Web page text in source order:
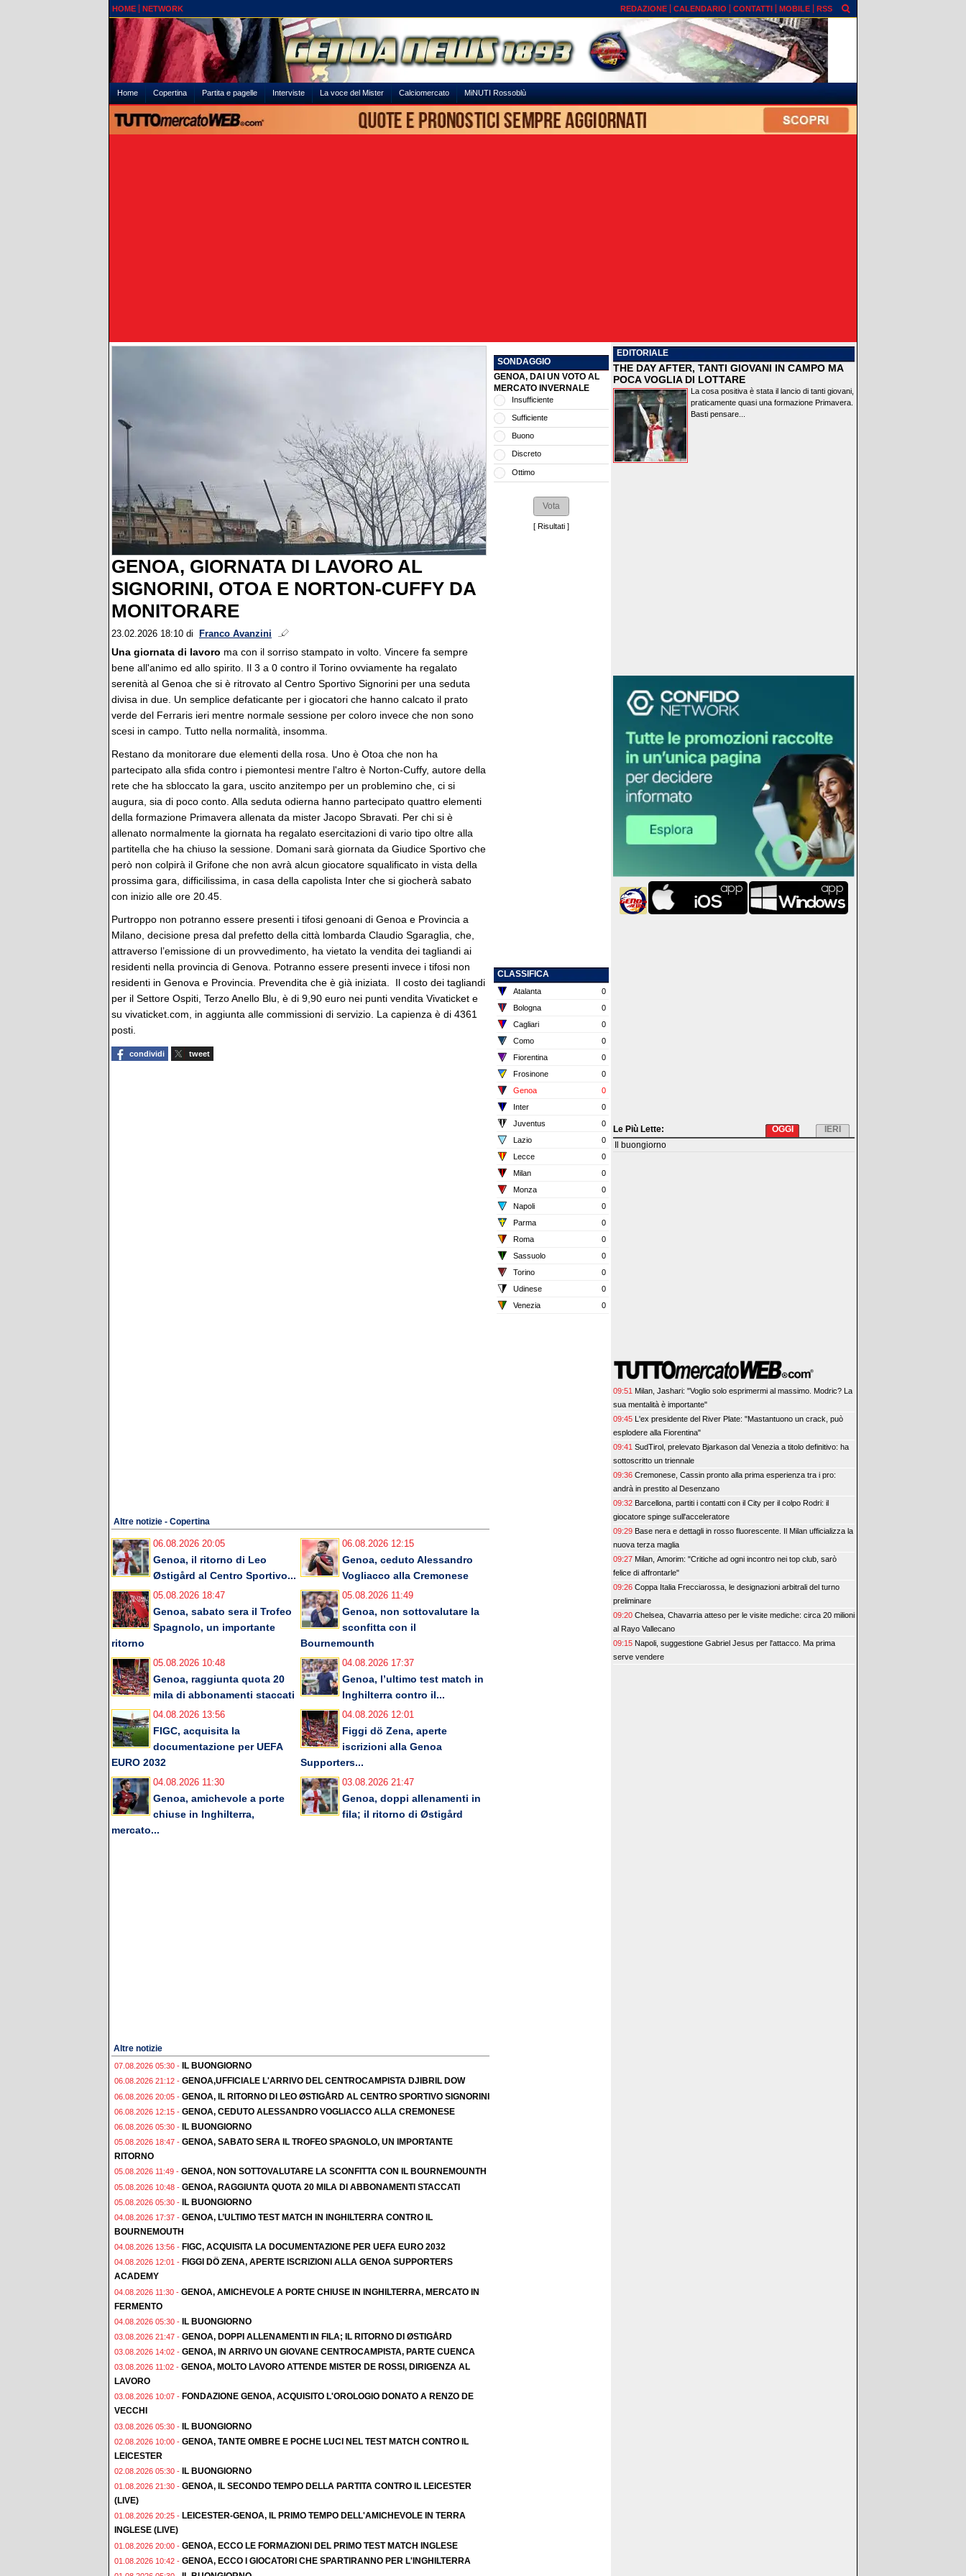
HOME NETWORK REDAZIONE CALENDARIO CONTATTI MOBILE RSS
Home Copertina Partita e pagelle Interviste La voce del Mister Calciomercato MiNUTI Rossoblù
GENOA, GIORNATA DI LAVORO AL
SIGNORINI, OTOA E NORTON-CUFFY DA
MONITORARE
23.02.2026 18:10 di Franco Avanzini
Una giornata di lavoro ma con il sorriso stampato in volto. Vincere fa sempre
bene all'animo ed allo spirito. Il 3 a 0 contro il Torino ovviamente ha regalato
serenità al Genoa che si è ritrovato al Centro Sportivo Signorini per una seduta
divisa in due. Un semplice defaticante per i giocatori che hanno calcato il prato
verde del Ferraris ieri mentre normale sessione per coloro invece che non sono
scesi in campo. Tutto nella normalità, insomma.
Restano da monitorare due elementi della rosa. Uno è Otoa che non ha
partecipato alla sfida contro i piemontesi mentre l'altro è Norton-Cuffy, autore della
rete che ha sbloccato la gara, uscito anzitempo per un problemino che, ci si
augura, sia di poco conto. Alla seduta odierna hanno partecipato quattro elementi
della formazione Primavera allenata da mister Jacopo Sbravati. Per chi si è
allenato normalmente la giornata ha regalato esercitazioni di vario tipo oltre alla
partitella che ha chiuso la sessione. Domani sarà giornata da Giudice Sportivo che
però non colpirà il Grifone che non avrà alcun giocatore squalificato in vista della
prossima gara, difficilissima, in casa della capolista Inter che si giocherà sabato
con inizio alle ore 20.45.
Purtroppo non potranno essere presenti i tifosi genoani di Genoa e Provincia a
Milano, decisione presa dal prefetto della città lombarda Claudio Sgaraglia, che,
attraverso l’emissione di un provvedimento, ha vietato la vendita dei tagliandi ai
residenti nella provincia di Genova. Potranno essere presenti invece i tifosi non
residenti in Genova e Provincia. Prevendita che è già iniziata. Il costo dei tagliandi
per il Settore Ospiti, Terzo Anello Blu, è di 9,90 euro nei punti vendita Vivaticket e
su vivaticket.com, in aggiunta alle commissioni di servizio. La capienza è di 4361
posti.
condividi tweet
Altre notizie - Copertina
06.08.2026 20:05
Genoa, il ritorno di Leo
Østigård al Centro Sportivo...
06.08.2026 12:15
Genoa, ceduto Alessandro
Vogliacco alla Cremonese
05.08.2026 18:47
Genoa, sabato sera il Trofeo
Spagnolo, un importante
ritorno
05.08.2026 11:49
Genoa, non sottovalutare la
sconfitta con il
Bournemounth
05.08.2026 10:48
Genoa, raggiunta quota 20
mila di abbonamenti staccati
04.08.2026 17:37
Genoa, l’ultimo test match in
Inghilterra contro il...
04.08.2026 13:56
FIGC, acquisita la
documentazione per UEFA
EURO 2032
04.08.2026 12:01
Figgi dö Zena, aperte
iscrizioni alla Genoa
Supporters...
04.08.2026 11:30
Genoa, amichevole a porte
chiuse in Inghilterra,
mercato...
03.08.2026 21:47
Genoa, doppi allenamenti in
fila; il ritorno di Østigård
Altre notizie
07.08.2026 05:30 - IL BUONGIORNO
06.08.2026 21:12 - GENOA,UFFICIALE L'ARRIVO DEL CENTROCAMPISTA DJIBRIL DOW
06.08.2026 20:05 - GENOA, IL RITORNO DI LEO ØSTIGÅRD AL CENTRO SPORTIVO SIGNORINI
06.08.2026 12:15 - GENOA, CEDUTO ALESSANDRO VOGLIACCO ALLA CREMONESE
06.08.2026 05:30 - IL BUONGIORNO
05.08.2026 18:47 - GENOA, SABATO SERA IL TROFEO SPAGNOLO, UN IMPORTANTE
RITORNO
05.08.2026 11:49 - GENOA, NON SOTTOVALUTARE LA SCONFITTA CON IL BOURNEMOUNTH
05.08.2026 10:48 - GENOA, RAGGIUNTA QUOTA 20 MILA DI ABBONAMENTI STACCATI
05.08.2026 05:30 - IL BUONGIORNO
04.08.2026 17:37 - GENOA, L’ULTIMO TEST MATCH IN INGHILTERRA CONTRO IL
BOURNEMOUTH
04.08.2026 13:56 - FIGC, ACQUISITA LA DOCUMENTAZIONE PER UEFA EURO 2032
04.08.2026 12:01 - FIGGI DÖ ZENA, APERTE ISCRIZIONI ALLA GENOA SUPPORTERS
ACADEMY
04.08.2026 11:30 - GENOA, AMICHEVOLE A PORTE CHIUSE IN INGHILTERRA, MERCATO IN
FERMENTO
04.08.2026 05:30 - IL BUONGIORNO
03.08.2026 21:47 - GENOA, DOPPI ALLENAMENTI IN FILA; IL RITORNO DI ØSTIGÅRD
03.08.2026 14:02 - GENOA, IN ARRIVO UN GIOVANE CENTROCAMPISTA, PARTE CUENCA
03.08.2026 11:02 - GENOA, MOLTO LAVORO ATTENDE MISTER DE ROSSI, DIRIGENZA AL
LAVORO
03.08.2026 10:07 - FONDAZIONE GENOA, ACQUISITO L'OROLOGIO DONATO A RENZO DE
VECCHI
03.08.2026 05:30 - IL BUONGIORNO
02.08.2026 10:00 - GENOA, TANTE OMBRE E POCHE LUCI NEL TEST MATCH CONTRO IL
LEICESTER
02.08.2026 05:30 - IL BUONGIORNO
01.08.2026 21:30 - GENOA, IL SECONDO TEMPO DELLA PARTITA CONTRO IL LEICESTER
(LIVE)
01.08.2026 20:25 - LEICESTER-GENOA, IL PRIMO TEMPO DELL'AMICHEVOLE IN TERRA
INGLESE (LIVE)
01.08.2026 20:00 - GENOA, ECCO LE FORMAZIONI DEL PRIMO TEST MATCH INGLESE
01.08.2026 10:42 - GENOA, ECCO I GIOCATORI CHE SPARTIRANNO PER L'INGHILTERRA
SONDAGGIO
GENOA, DAI UN VOTO AL
MERCATO INVERNALE
Insufficiente
Sufficiente
Buono
Discreto
Ottimo
[ Risultati ]
CLASSIFICA
Atalanta
0
Bologna
0
Cagliari
0
Como
0
Fiorentina
0
Frosinone
0
Genoa
0
Inter
0
Juventus
0
Lazio
0
Lecce
0
Milan
0
Monza
0
Napoli
0
Parma
0
Roma
0
Sassuolo
0
Torino
0
Udinese
0
Venezia
0
EDITORIALE
THE DAY AFTER, TANTI GIOVANI IN CAMPO MA
POCA VOGLIA DI LOTTARE
La cosa positiva è stata il lancio di tanti giovani,
praticamente quasi una formazione Primavera.
Basti pensare...
Le Più Lette: IERI
OGGI
Il buongiorno
09:51 Milan, Jashari: "Voglio solo esprimermi al massimo. Modric? La
sua mentalità è importante"
09:45 L'ex presidente del River Plate: "Mastantuono un crack, può
esplodere alla Fiorentina"
09:41 SudTirol, prelevato Bjarkason dal Venezia a titolo definitivo: ha
sottoscritto un triennale
09:36 Cremonese, Cassin pronto alla prima esperienza tra i pro:
andrà in prestito al Desenzano
09:32 Barcellona, partiti i contatti con il City per il colpo Rodri: il
giocatore spinge sull'acceleratore
09:29 Base nera e dettagli in rosso fluorescente. Il Milan ufficializza la
nuova terza maglia
09:27 Milan, Amorim: "Critiche ad ogni incontro nei top club, sarò
felice di affrontarle"
09:26 Coppa Italia Frecciarossa, le designazioni arbitrali del turno
preliminare
09:20 Chelsea, Chavarria atteso per le visite mediche: circa 20 milioni
al Rayo Vallecano
09:15 Napoli, suggestione Gabriel Jesus per l'attacco. Ma prima
serve vendere